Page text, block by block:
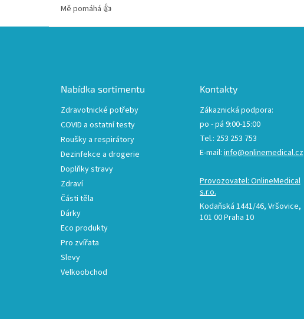
Mě pomáhá 👍
Nabídka sortimentu
Zdravotnické potřeby
COVID a ostatní testy
Roušky a respirátory
Dezinfekce a drogerie
Doplňky stravy
Zdraví
Části těla
Dárky
Eco produkty
Pro zvířata
Slevy
Velkoobchod
Kontakty
Zákaznická podpora:
po - pá 9:00-15:00
Tel.: 253 253 753
E-mail: info@onlinemedical.cz
Provozovatel: OnlineMedical
s.r.o.
Kodaňská 1441/46, Vršovice,
101 00 Praha 10